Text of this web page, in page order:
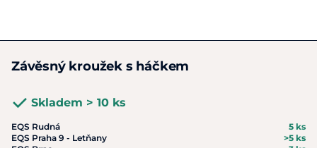
Závěsný kroužek s háčkem
Skladem > 10 ks
EQS Rudná
5 ks
EQS Praha 9 - Letňany
>5 ks